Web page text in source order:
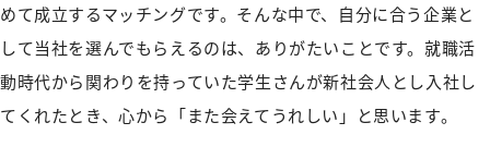
めて成立するマッチングです。そんな中で、自分に合う企業と
して当社を選んでもらえるのは、ありがたいことです。就職活
動時代から関わりを持っていた学生さんが新社会人とし入社し
てくれたとき、心から「また会えてうれしい」と思います。